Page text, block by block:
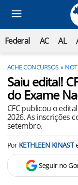
Federal AC AL
ACHE CONCURSOS
Saiu edital!
do Exame
CFC publicou o
2026. As inscrições
setembro.
Por KETHLEEN KINAST
Seguir no